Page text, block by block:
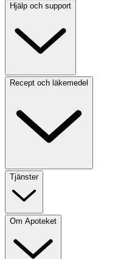
Hjälp och support
Recept och läkemedel
Tjänster
Om Apoteket